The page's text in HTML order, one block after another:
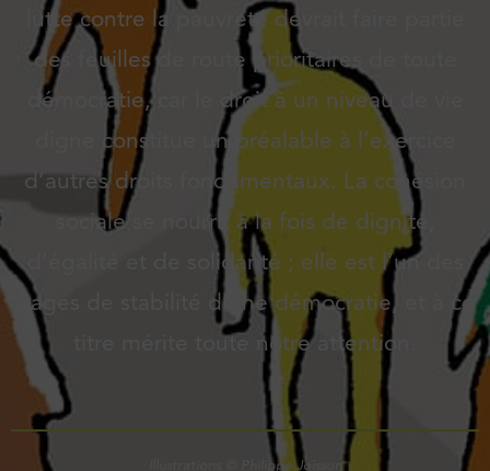
lutte contre la pauvreté devrait faire partie
des feuilles de route prioritaires de toute
démocratie, car le droit à un niveau de vie
digne constitue un préalable à l’exercice
d’autres droits fondamentaux. La cohésion
sociale se nourrit à la fois de dignité,
d’égalité et de solidarité ; elle est l’un des
gages de stabilité d’une démocratie, et à ce
titre mérite toute notre attention.
Illustrations © Philippe Joisson